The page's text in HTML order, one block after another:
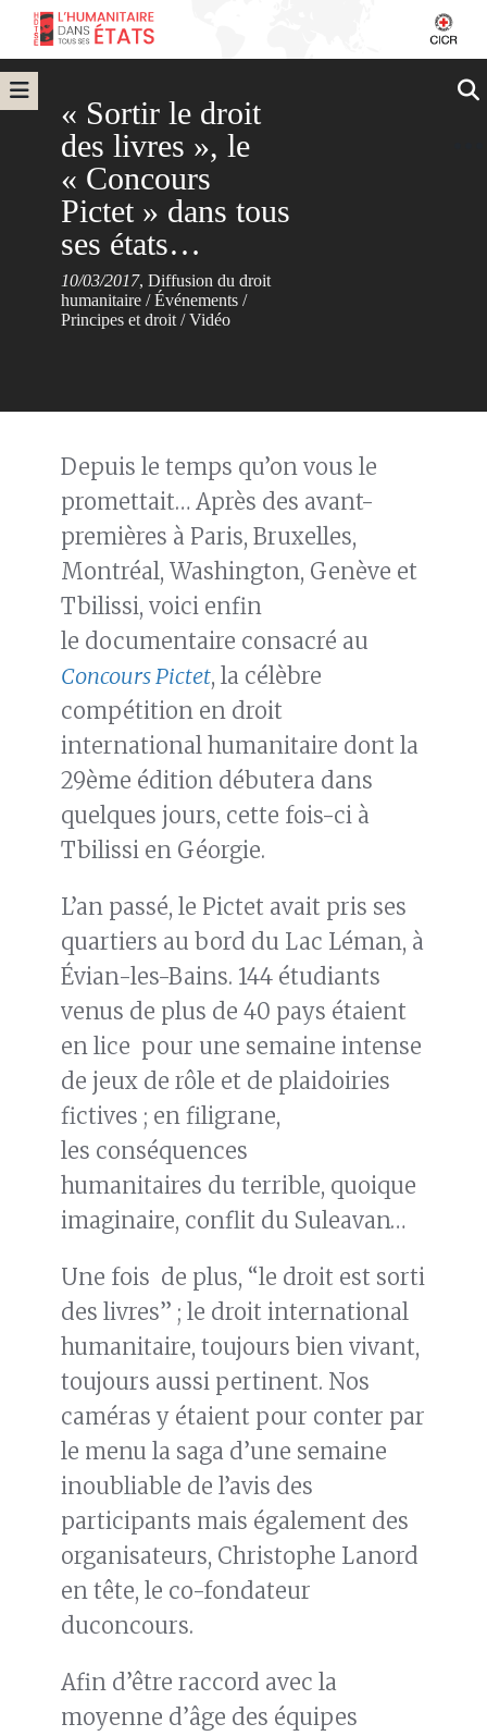
« Sortir le droit
des livres », le
« Concours
Pictet » dans tous
ses états…
10/03/2017, Diffusion du droit
humanitaire /Événements /
Principes et droit /Vidéo
Depuis le temps qu’on vous le
promettait… Après des avant-
premières à Paris, Bruxelles,
Montréal, Washington, Genève et
Tbilissi, voici enfin
le documentaire consacré au
Concours Pictet, la célèbre
compétition en droit
international humanitaire dont la
29ème édition débutera dans
quelques jours, cette fois-ci à
Tbilissi en Géorgie.
L’an passé, le Pictet avait pris ses
quartiers au bord du Lac Léman, à
Évian-les-Bains. 144 étudiants
venus de plus de 40 pays étaient
en lice pour une semaine intense
de jeux de rôle et de plaidoiries
fictives ; en filigrane,
les conséquences
humanitaires du terrible, quoique
imaginaire, conflit du Suleavan…
Une fois de plus, “le droit est sorti
des livres” ; le droit international
humanitaire, toujours bien vivant,
toujours aussi pertinent. Nos
caméras y étaient pour conter par
le menu la saga d’une semaine
inoubliable de l’avis des
participants mais également des
organisateurs, Christophe Lanord
en tête, le co-fondateur
duconcours.
Afin d’être raccord avec la
moyenne d’âge des équipes